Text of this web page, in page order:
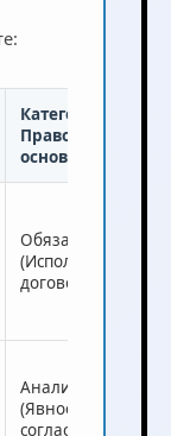
Категория /
Правовое
основание
Обязательный
(Исполнение
договора)
Аналитический
(Явное
согласие)